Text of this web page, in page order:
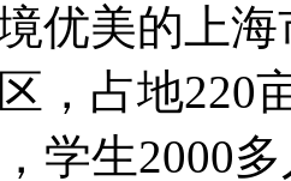
优美的上
，占地220
学生2000